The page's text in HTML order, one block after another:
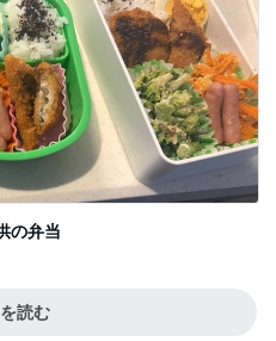
の弁当
読む